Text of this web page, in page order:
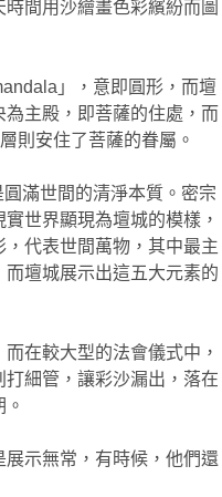
間用沙繪畫色彩繽紛而圖
」，意即圓形，而壇
主殿，即菩薩的住處，而
則安住了菩薩的眷屬。
滿世間的清淨本質。密宗
世界顯現為壇城的模樣，
代表世間萬物，其中最主
壇城展示出這五大元素的
在較大型的法會儀式中，
細管，讓彩沙漏出，落在
示無常，有時候，他們還